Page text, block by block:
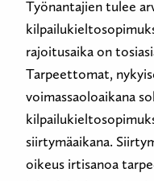
Työnantajien tulee
rajoitusaika on
Tarpeettomat,
voimassaoloaikana
siirtymäaikana.
oikeus irtisanoa